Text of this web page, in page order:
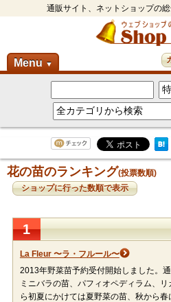
通販サイト、ネットショップの
Menu ▼
花の苗のランキング(投票数順)
ショップに行った数順で表示
1
La Fleur 〜ラ・フルール〜
2013年野菜苗予約受付開始しました。
ミニバラの苗、パフィオペディラム、
ら初夏にかけては夏野菜の苗、秋から